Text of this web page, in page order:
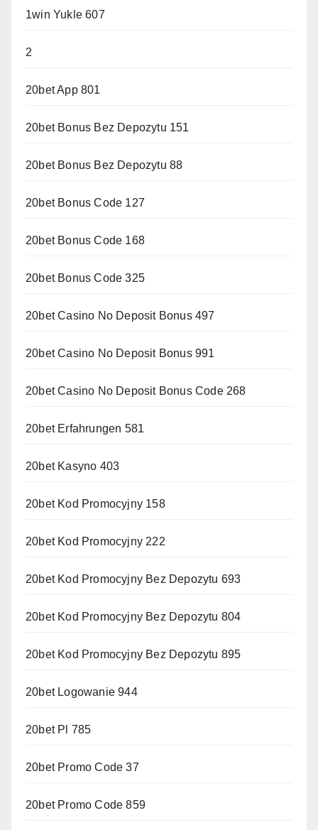
1win Yukle 607
2
20bet App 801
20bet Bonus Bez Depozytu 151
20bet Bonus Bez Depozytu 88
20bet Bonus Code 127
20bet Bonus Code 168
20bet Bonus Code 325
20bet Casino No Deposit Bonus 497
20bet Casino No Deposit Bonus 991
20bet Casino No Deposit Bonus Code 268
20bet Erfahrungen 581
20bet Kasyno 403
20bet Kod Promocyjny 158
20bet Kod Promocyjny 222
20bet Kod Promocyjny Bez Depozytu 693
20bet Kod Promocyjny Bez Depozytu 804
20bet Kod Promocyjny Bez Depozytu 895
20bet Logowanie 944
20bet Pl 785
20bet Promo Code 37
20bet Promo Code 859